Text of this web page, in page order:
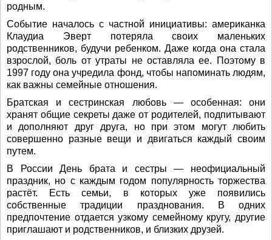
родным.
Событие началось с частной инициативы: американка
Клаудиа Эверт потеряла своих маленьких
родственников, будучи ребенком. Даже когда она стала
взрослой, боль от утраты не оставляла ее. Поэтому в
1997 году она учредила фонд, чтобы напоминать людям,
как важны семейные отношения.
Братская и сестринская любовь — особенная: они
хранят общие секреты даже от родителей, подпитывают
и дополняют друг друга, но при этом могут любить
совершенно разные вещи и двигаться каждый своим
путем.
В России День брата и сестры — неофициальный
праздник, но с каждым годом популярность торжества
растёт. Есть семьи, в которых уже появились
собственные традиции празднования. В одних
предпочтение отдается узкому семейному кругу, другие
приглашают и родственников, и близких друзей.